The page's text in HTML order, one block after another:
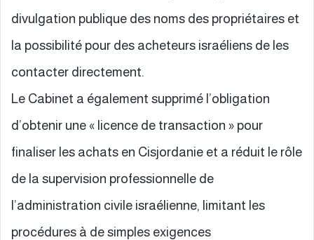
divulgation publique des noms des propriétaires et
la possibilité pour des acheteurs israéliens de les
contacter directement.
Le Cabinet a également supprimé l’obligation
d’obtenir une « licence de transaction » pour
finaliser les achats en Cisjordanie et a réduit le rôle
de la supervision professionnelle de
l’administration civile israélienne, limitant les
procédures à de simples exigences